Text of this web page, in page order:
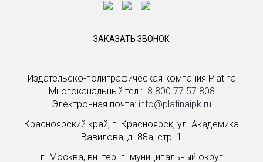
Издательско-полиграфическая компания Platina
Многоканальный тел.: ­ 8 800 77 57 808
Электронная почта: info@platinaipk.ru
Красноярский край, г. Красноярск, ул. Академика
Вавилова, д. 88а, стр. 1
г. Москва, вн. тер. г. муниципальный округ
ЗАКАЗАТЬ ЗВОНОК